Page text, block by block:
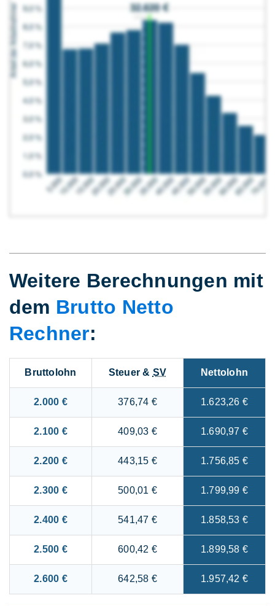
Weitere Berechnungen mit
dem Brutto Netto
Rechner:
Bruttolohn Steuer & SV Nettolohn
2.000 € 376,74 € 1.623,26 €
2.100 € 409,03 € 1.690,97 €
2.200 € 443,15 € 1.756,85 €
2.300 € 500,01 € 1.799,99 €
2.400 € 541,47 € 1.858,53 €
2.500 € 600,42 € 1.899,58 €
2.600 € 642,58 € 1.957,42 €